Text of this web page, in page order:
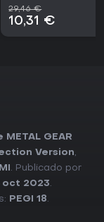
29,46 €
10,31 €
GEAR
Version,
. Publicado por
oct 2023.
PEGI 18.